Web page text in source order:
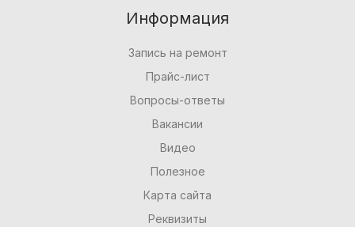
Информация
Запись на ремонт
Прайс-лист
Вопросы-ответы
Вакансии
Видео
Полезное
Карта сайта
Реквизиты